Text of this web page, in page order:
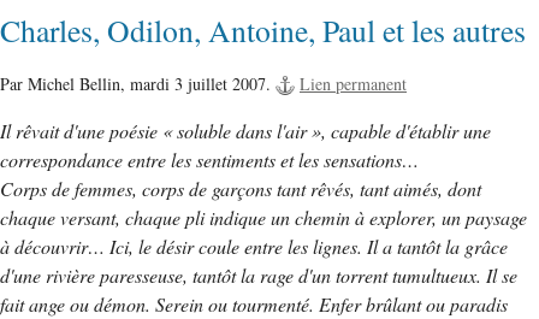
Charles, Odilon, Antoine, Paul et les autres
Par Michel Bellin, mardi 3 juillet 2007. Lien permanent
Il rêvait d'une poésie « soluble dans l'air », capable d'établir une
correspondance entre les sentiments et les sensations…
Corps de femmes, corps de garçons tant rêvés, tant aimés, dont
chaque versant, chaque pli indique un chemin à explorer, un paysage
à découvrir… Ici, le désir coule entre les lignes. Il a tantôt la grâce
d'une rivière paresseuse, tantôt la rage d'un torrent tumultueux. Il se
fait ange ou démon. Serein ou tourmenté. Enfer brûlant ou paradis